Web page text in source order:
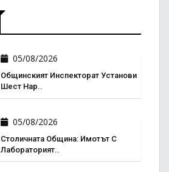
05/08/2026
Общинският Инспекторат Установи
Шест Нар..
05/08/2026
Столичната Община: Имотът С
Лабораторият..